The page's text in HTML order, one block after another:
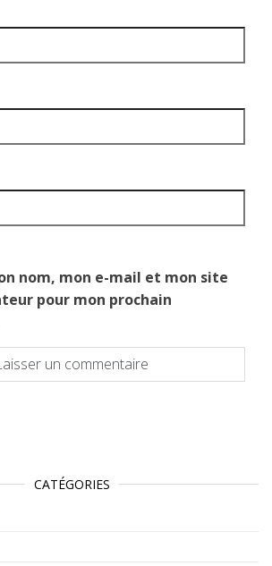
nom, mon e-mail et mon site
pour mon prochain
CATÉGORIES